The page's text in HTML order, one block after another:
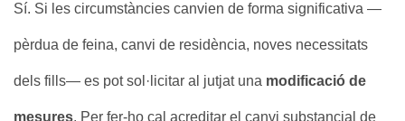
Sí. Si les circumstàncies canvien de forma significativa —
pèrdua de feina, canvi de residència, noves necessitats
dels fills— es pot sol·licitar al jutjat una modificació de
mesures. Per fer-ho cal acreditar el canvi substancial de